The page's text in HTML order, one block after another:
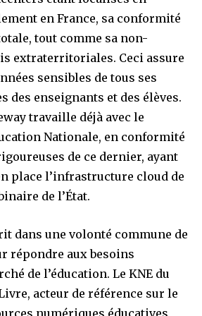
en France, sa conformité
tout comme sa non-
extraterritoriales. Ceci assure
sensibles de tous ses
des enseignants et des élèves.
travaille déjà avec le
Nationale, en conformité
de ce dernier, ayant
place l’infrastructure cloud de
de l’État.
dans une volonté commune de
répondre aux besoins
de l’éducation. Le KNE du
acteur de référence sur le
numériques éducatives